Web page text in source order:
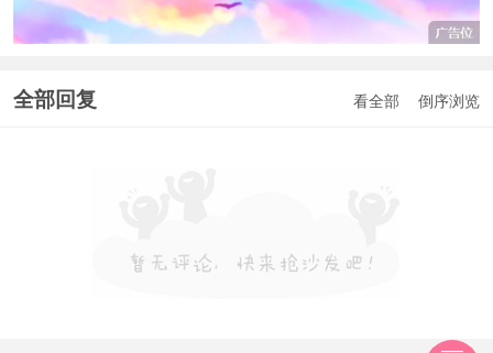
全部回复 看全部 倒序浏览